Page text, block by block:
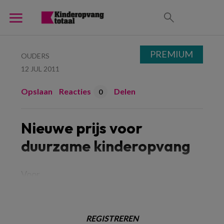
OUDERS
12 JUL 2011
Opslaan Reacties 0 Delen
Nieuwe prijs voor
duurzame kinderopvang
REGISTREREN
PREMIUM